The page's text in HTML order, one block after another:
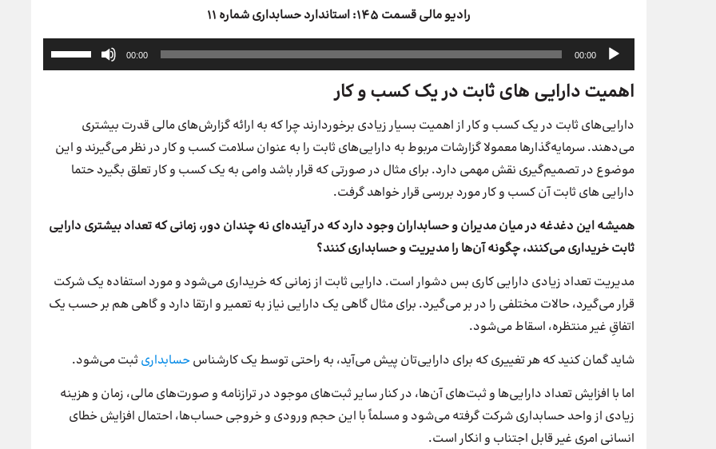
رادیو مالی قسمت ۱۴۵: استاندارد حسابداری شماره ۱۱
پخش‌کننده
صوت
00:00
00:00
کنید.
اهمیت دارایی های ثابت در یک کسب و کار
دارایی‌های ثابت در یک کسب و کار از اهمیت بسیار زیادی برخوردارند چرا که به ارائه گزارش‌های مالی قدرت بیشتری
می‌دهند. سرمایه‌گذارها معمولا گزارشات مربوط به دارایی‌های ثابت را به عنوان سلامت کسب و کار در نظر می‌گیرند و این
موضوع در تصمیم‌گیری نقش مهمی دارد. برای مثال در صورتی که قرار باشد وامی به یک کسب و کار تعلق بگیرد حتما
دارایی های ثابت آن کسب و کار مورد بررسی قرار خواهد گرفت.
همیشه این دغدغه در میان مدیران و حسابداران وجود دارد که در آینده‌ای نه چندان دور، زمانی که تعداد بیشتری دارایی
ثابت خریداری می‌کنند، چگونه آن‌ها را مدیریت و حسابداری کنند؟
مدیریت تعداد زیادی دارایی کاری بس دشوار است. دارایی ثابت از زمانی که خریداری می‌شود و مورد استفاده یک شرکت
قرار می‌گیرد، حالات مختلفی را در بر می‌گیرد. برای مثال گاهی یک دارایی نیاز به تعمیر و ارتقا دارد و گاهی هم بر حسب یک
اتفاقِ غیر منتظره، اسقاط می‌شود.
شاید گمان کنید که هر تغییری که برای دارایی‌تان پیش می‌آید، به راحتی توسط یک کارشناسحسابداری ثبت می‌شود.
اما با افزایش تعداد دارایی‌ها و ثبت‌های آن‌ها، در کنار سایر ثبت‌های موجود در ترازنامه و صورت‌های مالی، زمان و هزینه
زیادی از واحد حسابداری شرکت گرفته می‌شود و مسلماً با این حجم ورودی و خروجی حساب‌ها، احتمال افزایش خطای
انسانی امری غیر قابل اجتناب و انکار است.